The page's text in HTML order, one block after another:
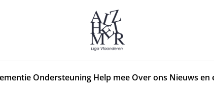
Ondersteuning Help mee Over ons Nieuws en